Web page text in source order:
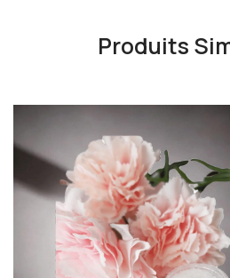
Produits